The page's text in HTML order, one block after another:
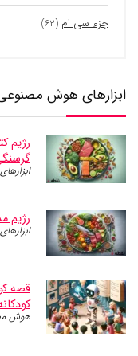
جزء سی ام (۶۲)
ابزارهای هوش
رژیم
رژیم
قصه
هوش